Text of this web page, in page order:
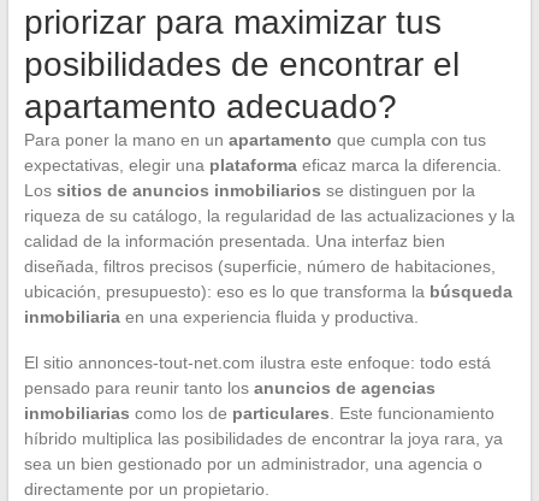
priorizar para maximizar tus
posibilidades de encontrar el
apartamento adecuado?
Para poner la mano en un apartamento que cumpla con tus
expectativas, elegir una plataformaeficaz marca la diferencia.
Los sitios de anuncios inmobiliarios se distinguen por la
riqueza de su catálogo, la regularidad de las actualizaciones y la
calidad de la información presentada. Una interfaz bien
diseñada, filtros precisos (superficie, número de habitaciones,
ubicación, presupuesto): eso es lo que transforma la búsqueda
inmobiliariaen una experiencia fluida y productiva.
El sitio annonces-tout-net.com ilustra este enfoque: todo está
pensado para reunir tanto los anuncios de agencias
inmobiliarias como los de particulares . Este funcionamiento
híbrido multiplica las posibilidades de encontrar la joya rara, ya
sea un bien gestionado por un administrador, una agencia o
directamente por un propietario.